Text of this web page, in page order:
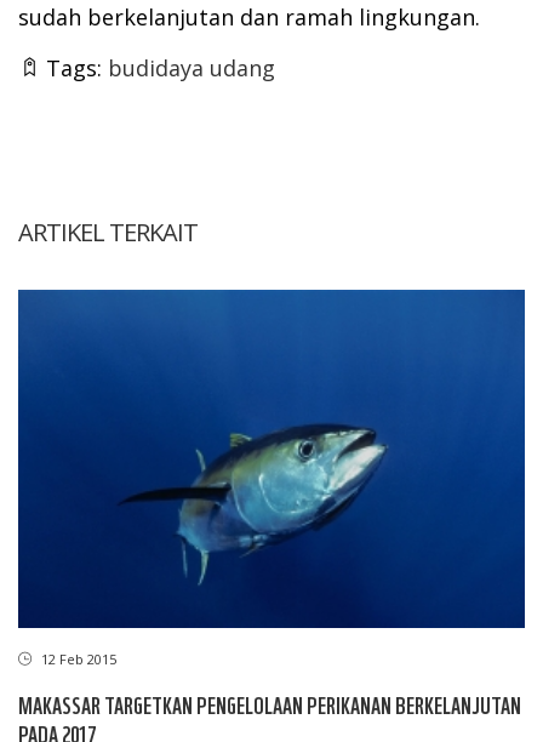
sudah berkelanjutan dan ramah lingkungan.
Tags: budidaya udang
ARTIKEL TERKAIT
12 Feb 2015
MAKASSAR TARGETKAN PENGELOLAAN PERIKANAN BERKELANJUTAN
PADA 2017